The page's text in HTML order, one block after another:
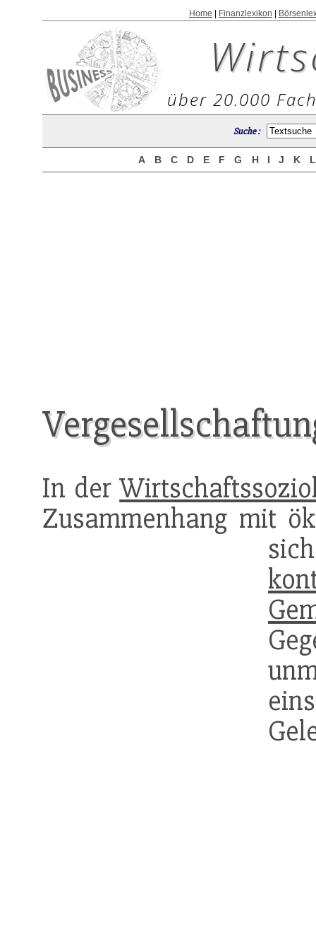
Home Finanzlexikon
über 20.000
Suche :
A B C D E F G H I J K
In der
Zusammenhang mit